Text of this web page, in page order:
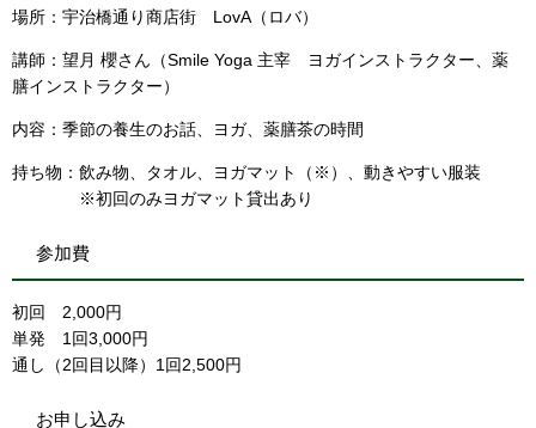
場所：宇治橋通り商店街 LovA（ロバ）
講師：望月 櫻さん（Smile Yoga 主宰 ヨガインストラクター、薬
膳インストラクター）
内容：季節の養生のお話、ヨガ、薬膳茶の時間
持ち物：飲み物、タオル、ヨガマット（※）、動きやすい服装
※初回のみヨガマット貸出あり
参加費
初回 2,000円
単発 1回3,000円
通し（2回目以降）1回2,500円
お申し込み